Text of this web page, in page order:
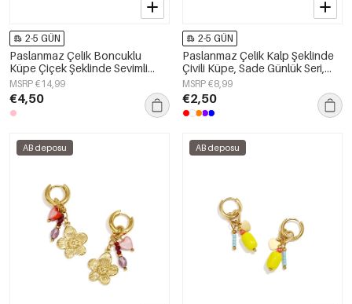
2-5 GÜN
Paslanmaz Çelik Boncuklu
Küpe Çiçek Şeklinde Sevimli
Sade Seri Kadın Takıları
MSRP €14,99
€4,50
2-5 GÜN
Paslanmaz Çelik Kalp Şeklinde
Çivili Küpe, Sade Günlük Seri,
Kadın Takıları
MSRP €8,99
€2,50
AB deposu AB deposu